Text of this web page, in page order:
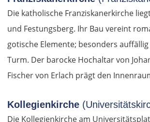
Die katholische Franziskanerkirche
und Festungsberg. Ihr Bau vereint
gotische Elemente; besonders
Turm. Der barocke Hochaltar von
Fischer von Erlach prägt den
Kollegienkirche
Die Kollegienkirche am